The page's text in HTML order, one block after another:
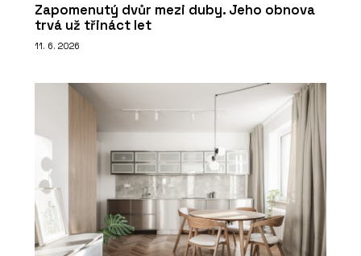
Zapomenutý dvůr mezi duby. Jeho obnova
trvá už třináct let
11. 6. 2026